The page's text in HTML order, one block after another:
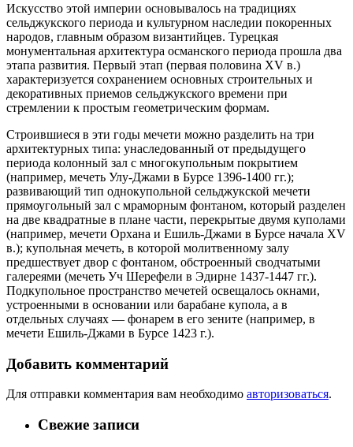
Искусство этой империи основывалось на традициях
сельджукского периода и культурном наследии покоренных
народов, главным образом византийцев. Турецкая
монументальная архитектура османского периода прошла два
этапа развития. Первый этап (первая половина XV в.)
характеризуется сохранением основных строительных и
декоративных приемов сельджукского времени при
стремлении к простым геометрическим формам.
Строившиеся в эти годы мечети можно разделить на три
архитектурных типа: унаследованный от предыдущего
периода колонный зал с многокупольным покрытием
(например, мечеть Улу-Джами в Бурсе 1396-1400 гг.);
развивающий тип однокупольной сельджукской мечети
прямоугольный зал с мраморным фонтаном, который разделен
на две квадратные в плане части, перекрытые двумя куполами
(например, мечети Орхана и Ешиль-Джами в Бурсе начала XV
в.); купольная мечеть, в которой молитвенному залу
предшествует двор с фонтаном, обстроенный сводчатыми
галереями (мечеть Уч Шерефели в Эдирне 1437-1447 гг.).
Подкупольное пространство мечетей освещалось окнами,
устроенными в основании или барабане купола, а в
отдельных случаях — фонарем в его зените (например, в
мечети Ешиль-Джами в Бурсе 1423 г.).
Добавить комментарий
Для отправки комментария вам необходимо авторизоваться.
Свежие записи